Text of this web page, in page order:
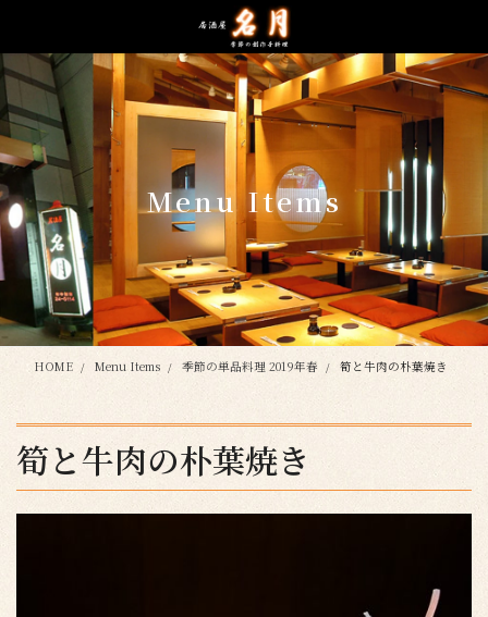
テ
ン
ツ
に
移
動
ゲ
ー
シ
ョ
ン
に
移
動
Menu Items
HOME Menu Items 季節の単品料理 2019年春 筍と牛肉の朴葉焼き
筍と牛肉の朴葉焼き